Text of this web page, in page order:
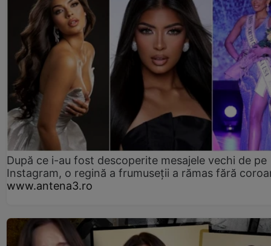
După ce i-au fost descoperite mesajele vechi de pe
Instagram, o regină a frumuseții a rămas fără
www.antena3.ro